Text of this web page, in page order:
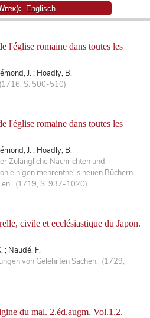
l'église romaine dans toutes les
J. ; Hoadly, B.
S. 500-510)
l'église romaine dans toutes les
J. ; Hoadly, B.
Zulängliche Nachrichten und
einigen mehrentheils neuen Büchern
(1719, S. 937-1020)
civile et ecclésiastique du Japon.
; Naudé, F.
von Gelehrten Sachen. (1729,
du mal. 2.éd.augm. Vol.1.2.
Englisch